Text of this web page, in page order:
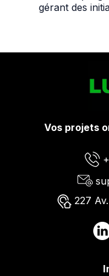
gérant des
Vos projets
227